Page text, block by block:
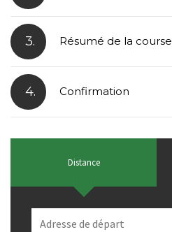
3. Résumé de la course
4. Confirmation
Distance